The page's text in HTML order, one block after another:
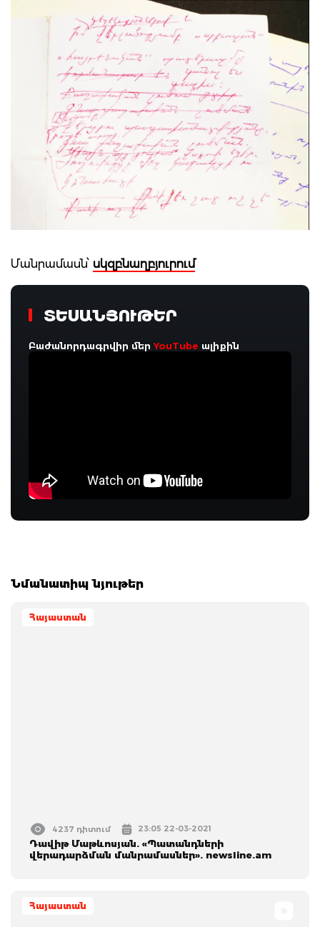
Մանրամասն՝ սկզբնաղբյուրում
ՏԵՍԱՆՅՈՒԹԵՐ
Բաժանորդագրվիր մերYouTube ալիքին
Նմանատիպ նյութեր
Հայաստան
4237 դիտում 23:05 22-03-2021
Դավիթ Մաթևոսյան. «Պատանդների
վերադարձման մանրամասներ». newsline.am
Հայաստան